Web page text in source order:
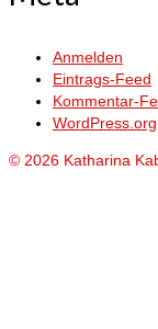
Anmelden
Eintrags-Feed
Kommentar-
WordPress.org
© 2026 Katharina